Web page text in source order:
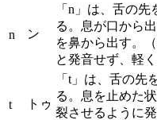
n ン
「n」は、舌の
る。息が口から
を鼻から出す。
と発音せず、軽
t トゥ
「t」は、舌の先
る。息を止めた
裂させるように